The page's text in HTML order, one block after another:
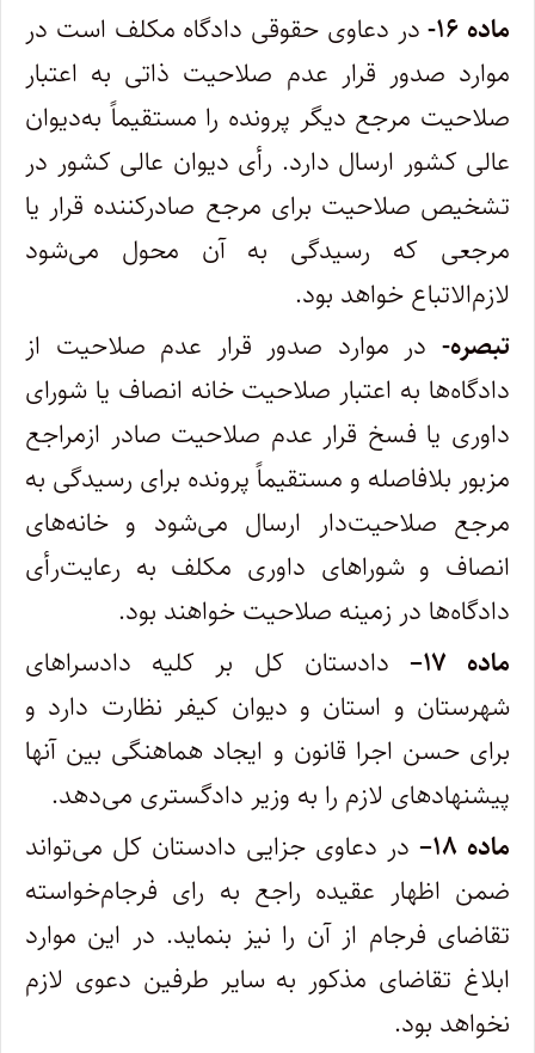
ماده ۱۶- در دعاوی حقوقی دادگاه مکلف است در
موارد صدور قرار عدم صلاحیت ذاتی به اعتبار
صلاحیت مرجع دیگر پرونده را مستقیماً به‌دیوان
عالی کشور ارسال دارد. رأی دیوان عالی کشور در
تشخیص صلاحیت برای مرجع صادرکننده قرار یا
مرجعی که رسیدگی به آن محول می‌شود
لازم‌الاتباع خواهد بود.
‌تبصره- در موارد صدور قرار عدم صلاحیت از
دادگاه‌ها به اعتبار صلاحیت خانه انصاف یا شورای
داوری یا فسخ قرار عدم صلاحیت صادر از‌مراجع
مزبور بلافاصله و مستقیماً پرونده برای رسیدگی به
مرجع صلاحیت‌دار ارسال می‌شود و خانه‌های
انصاف و شوراهای داوری مکلف به رعایت‌رأی
دادگاه‌ها در زمینه صلاحیت خواهند بود.
ماده ۱۷– دادستان کل بر کلیه دادسراهای
شهرستان و استان و دیوان کیفر نظارت دارد و
برای حسن اجرا قانون و ایجاد هماهنگی بین آنها
پیشنهادهای لازم را به وزیر دادگستری می‌دهد.
ماده ۱۸– در دعاوی جزایی دادستان کل می‌تواند
ضمن اظهار عقیده راجع به رای فرجام‌خواسته
تقاضای فرجام از آن را نیز بنماید. در این موارد
ابلاغ تقاضای مذکور به سایر طرفین دعوی لازم
نخواهد بود.